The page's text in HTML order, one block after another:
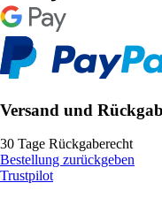
Versand und
30 Tage Rückgaberecht
Bestellung zurückgeben
Trustpilot